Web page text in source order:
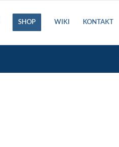
SHOP WIKI KONTAKT